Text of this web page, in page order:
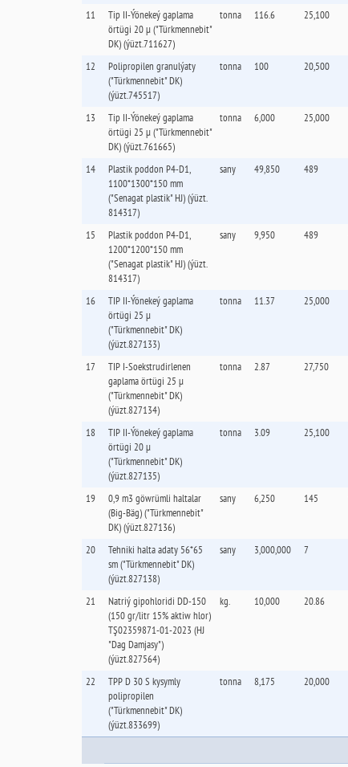
11
Tip II-Ýönekeý gaplama
örtügi 20 µ ("Türkmennebit"
DK) (ýüzt.711627)
tonna 116.6 25,100
12
Polipropilen granulýaty
("Türkmennebit" DK)
(ýüzt.745517)
tonna 100 20,500
13
Tip II-Ýönekeý gaplama
örtügi 25 µ ("Türkmennebit"
DK) (ýüzt.761665)
tonna 6,000 25,000
14
Plastik poddon P4-D1,
1100*1300*150 mm
("Senagat plastik" HJ) (ýüzt.
814317)
sany 49,850 489
15
Plastik poddon P4-D1,
1200*1200*150 mm
("Senagat plastik" HJ) (ýüzt.
814317)
sany 9,950 489
16
TIP II-Ýönekeý gaplama
örtügi 25 µ
("Türkmennebit" DK)
(ýüzt.827133)
tonna 11.37 25,000
17
TIP I-Soekstrudirlenen
gaplama örtügi 25 µ
("Türkmennebit" DK)
(ýüzt.827134)
tonna 2.87 27,750
18
TIP II-Ýönekeý gaplama
örtügi 20 µ
("Türkmennebit" DK)
(ýüzt.827135)
tonna 3.09 25,100
19
0,9 m3 göwrümli haltalar
(Big-Bäg) ("Türkmennebit"
DK) (ýüzt.827136)
sany 6,250 145
20
Tehniki halta adaty 56*65
sm ("Türkmennebit" DK)
(ýüzt.827138)
sany 3,000,000 7
21
Natriý gipohloridi DD-150
(150 gr/litr 15% aktiw hlor)
TŞ02359871-01-2023 (HJ
"Dag Damjasy")
(ýüzt.827564)
kg. 10,000 20.86
22
TPP D 30 S kysymly
polipropilen
("Türkmennebit" DK)
(ýüzt.833699)
tonna 8,175 20,000